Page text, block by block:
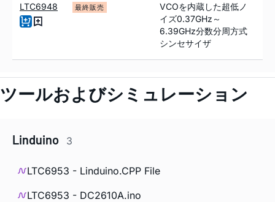
LTC6948 最終販売
VCOを内蔵した超低ノ
イズ0.37GHz～
6.39GHz分数分周方式
シンセサイザ
ツールおよびシミュレーション
Linduino 3
LTC6953 - Linduino.CPP File
LTC6953 - DC2610A.ino